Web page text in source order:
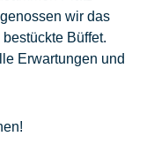
wir das
Büffet.
Erwartungen und